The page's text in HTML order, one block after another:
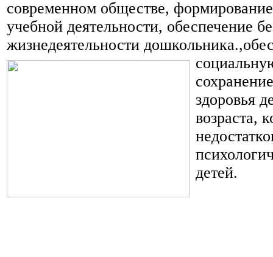
современном обществе,
учебной деятельности, обеспечение
жизнедеятельности дошкольника.,
здоровья
возраста,
детей.